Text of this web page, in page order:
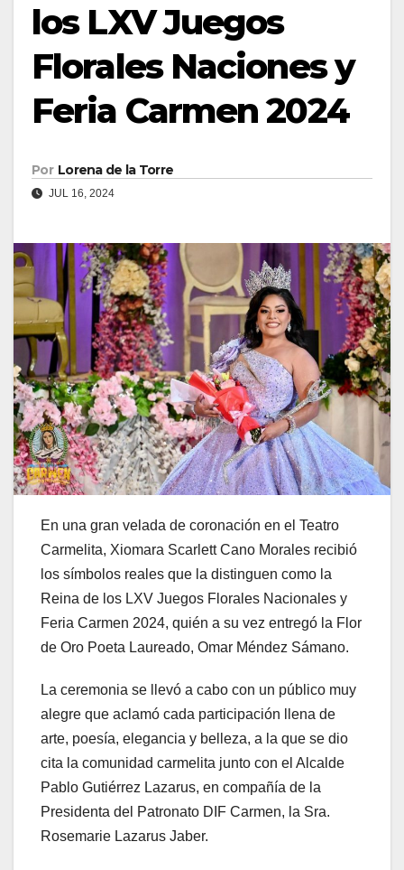
los LXV Juegos
Florales Naciones y
Feria Carmen 2024
Por Lorena de la Torre
JUL 16, 2024
En una gran velada de coronación en el Teatro
Carmelita, Xiomara Scarlett Cano Morales recibió
los símbolos reales que la distinguen como la
Reina de los LXV Juegos Florales Nacionales y
Feria Carmen 2024, quién a su vez entregó la Flor
de Oro Poeta Laureado, Omar Méndez Sámano.
La ceremonia se llevó a cabo con un público muy
alegre que aclamó cada participación llena de
arte, poesía, elegancia y belleza, a la que se dio
cita la comunidad carmelita junto con el Alcalde
Pablo Gutiérrez Lazarus, en compañía de la
Presidenta del Patronato DIF Carmen, la Sra.
Rosemarie Lazarus Jaber.